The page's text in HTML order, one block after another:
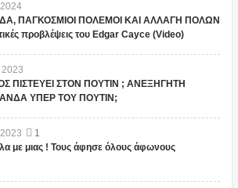
2024
ΠΑΓΚΟΣΜΙΟΙ ΠΟΛΕΜΟΙ ΚΑΙ ΑΛΛΑΓΗ ΠΟΛΩΝ
προβλέψεις του Edgar Cayce (Video)
2023
ΠΙΣΤΕΥΕΙ ΣΤΟΝ ΠΟΥΤΙΝ ; ΑΝΕΞΗΓΗΤΗ
ΥΠΕΡ ΤΟΥ ΠΟΥΤΙΝ;
2023
1
με μιας ! Τους άφησε όλους άφωνους